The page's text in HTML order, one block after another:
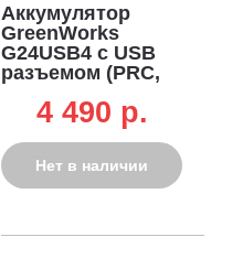
Аккумулятор
GreenWorks
G24USB4 с USB
разъемом (PRC,
4 490 p.
Нет в наличии